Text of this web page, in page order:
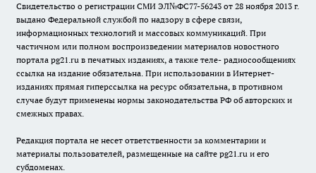
Свидетельство о регистрации СМИ ЭЛ№ФС77-56243 от 28 ноября 2013 г.
выдано Федеральной службой по надзору в сфере связи,
информационных технологий и массовых коммуникаций. При
частичном или полном воспроизведении материалов новостного
портала pg21.ru в печатных изданиях, а также теле- радиосообщениях
ссылка на издание обязательна. При использовании в Интернет-
изданиях прямая гиперссылка на ресурс обязательна, в противном
случае будут применены нормы законодательства РФ об авторских и
смежных правах.
Редакция портала не несет ответственности за комментарии и
материалы пользователей, размещенные на сайте pg21.ru и его
субдоменах.